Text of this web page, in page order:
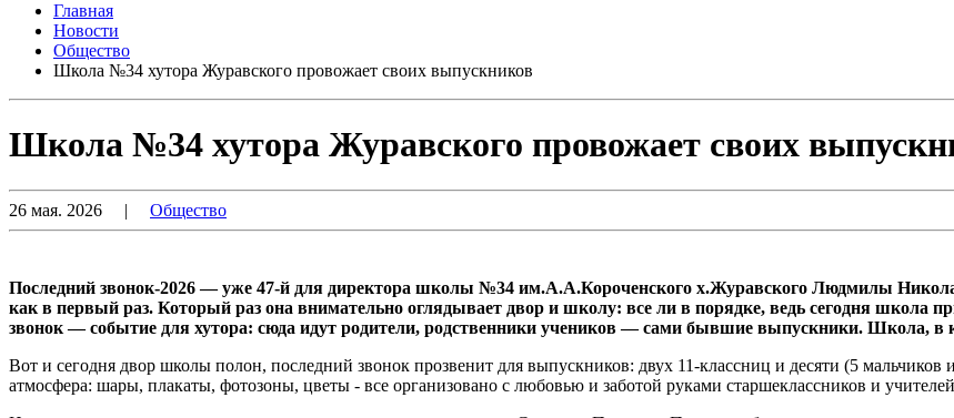
Главная
Новости
Общество
Школа №34 хутора Журавского провожает своих выпускников
Школа №34 хутора Журавского провожает своих
26 мая. 2026 | Общество
Последний звонок-2026 — уже 47-й для директора школы №34 им.А.А.Короченского х.Журавского Людмилы
как в первый раз. Который раз она внимательно оглядывает двор и школу: все ли в порядке, ведь сегодня школа
звонок — событие для хутора: сюда идут родители, родственники учеников — сами бывшие выпускники. Школа, в
Вот и сегодня двор школы полон, последний звонок прозвенит для выпускников: двух 11-классниц и десяти (5 мальчиков
атмосфера: шары, плакаты, фотозоны, цветы - все организовано с любовью и заботой руками старшеклассников и